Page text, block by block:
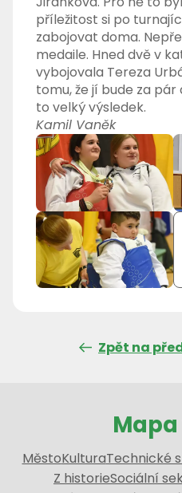
příležitost si po
zabojovat doma.
medaile. Hned dvě v
vybojovala Tereza
tomu, že jí bude za
to velký výsledek.
Kamil Vaněk
Zpět na
MěstoKulturaTechnické
Z historieSociální